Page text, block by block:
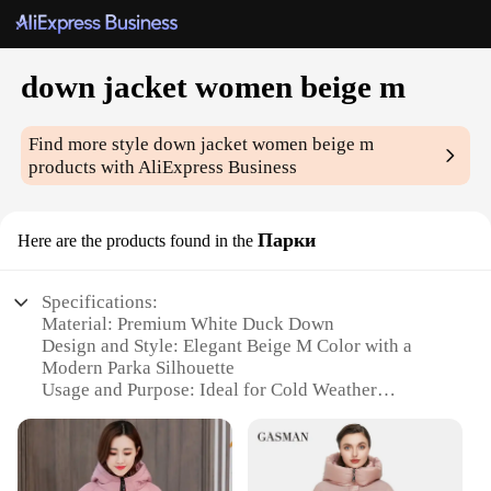
down jacket women beige m
Find more styledown jacket women beige m
products with AliExpress Business
Here are the products found in the Парки
Specifications:
Material: Premium White Duck Down
Design and Style: Elegant Beige M Color with a
Modern Parka Silhouette
Usage and Purpose: Ideal for Cold Weather
Typical Adaptive Scenario: Suitable for Outdoor
Activities and Daily Wear
Shape or Size or Weight or Quantity: Tailored Fit